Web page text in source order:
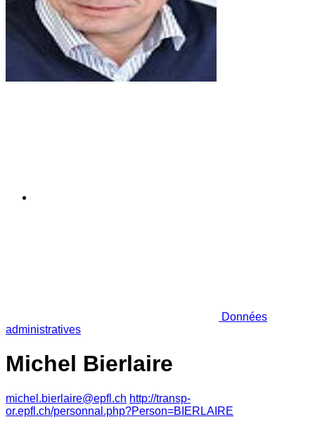
Données
administratives
Michel Bierlaire
michel.bierlaire@epfl.ch http://transp-
or.epfl.ch/personnal.php?Person=BIERLAIRE